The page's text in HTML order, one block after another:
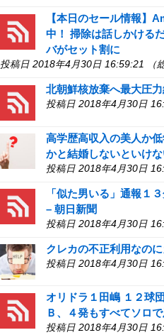
【本日のセール情報】
中！ 掃除は話しかける
バがセット割に
投稿日 2018年4月30日 16:59:21 （総
北朝鮮核放棄へ最大圧
投稿日 2018年4月30日
高学歴高収入の美人か
かと結婚しないといけ
投稿日 2018年4月30日
「似た男いる」通報１
– 朝日新聞
投稿日 2018年4月30日
クレカの不正利用なの
投稿日 2018年4月30日
オリドラ１田嶋 １２球
Ｂ、４発もすべてソロ
投稿日 2018年4月30日